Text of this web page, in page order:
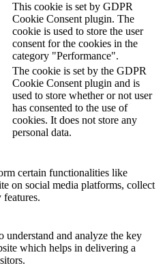
This cookie is set by GDPR
Cookie Consent plugin. The
cookie is used to store the user
consent for the cookies in the
category "Performance".
The cookie is set by the GDPR
Cookie Consent plugin and is
used to store whether or not user
has consented to the use of
cookies. It does not store any
personal data.
certain functionalities like
on social media platforms, collect
understand and analyze the key
which helps in delivering a